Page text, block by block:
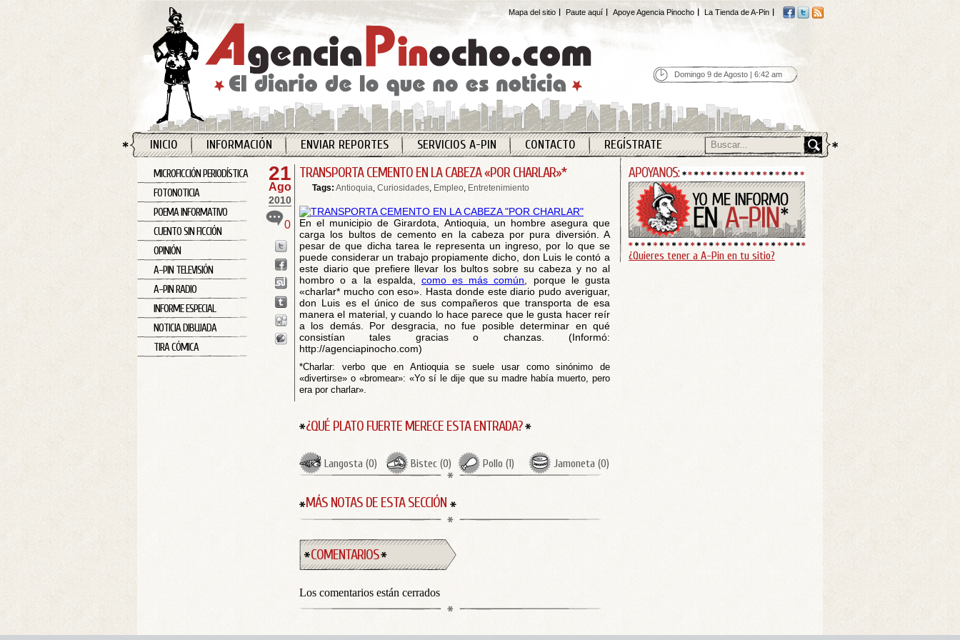
Mapa del sitio Paute aquí Apoye Agencia Pinocho La Tienda de A-Pin
Domingo 9 de Agosto | 6:42 am
INICIO INFORMACIÓN ENVIAR REPORTES SERVICIOS A-PIN CONTACTO REGÍSTRATE
MICROFICCIÓN PERIODÍSTICA
FOTONOTICIA
POEMA INFORMATIVO
CUENTO SIN FICCIÓN
OPINIÓN
A-PIN TELEVISIÓN
A-PIN RADIO
INFORME ESPECIAL
NOTICIA DIBUJADA
TIRA CÓMICA
21
Ago
2010
0
TRANSPORTA CEMENTO EN LA CABEZA «POR CHARLAR»*
Tags: Antioquia, Curiosidades, Empleo, Entretenimiento
En el municipio de Girardota, Antioquia, un hombre asegura que
carga los bultos de cemento en la cabeza por pura diversión. A
pesar de que dicha tarea le representa un ingreso, por lo que se
puede considerar un trabajo propiamente dicho, don Luis le contó a
este diario que prefiere llevar los bultos sobre su cabeza y no al
hombro o a la espalda, como es más común , porque le gusta
«charlar* mucho con eso». Hasta donde este diario pudo averiguar,
don Luis es el único de sus compañeros que transporta de esa
manera el material, y cuando lo hace parece que le gusta hacer reír
a los demás. Por desgracia, no fue posible determinar en qué
consistían tales gracias o chanzas. (Informó:
http://agenciapinocho.com)
*Charlar: verbo que en Antioquia se suele usar como sinónimo de
«divertirse» o «bromear»: «Yo sí le dije que su madre había muerto, pero
era por charlar».
¿QUÉ PLATO FUERTE MERECE ESTA ENTRADA?
Langosta (0) Bistec (0) Pollo (1) Jamoneta (0)
MÁS NOTAS DE ESTA SECCIÓN
COMENTARIOS
Los comentarios están cerrados
¿Quieres tener a A-Pin en tu sitio?